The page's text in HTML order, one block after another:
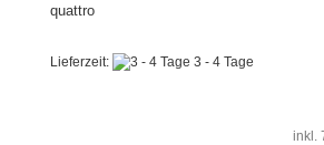
quattro
Lieferzeit: 3 - 4 Tage
inkl.